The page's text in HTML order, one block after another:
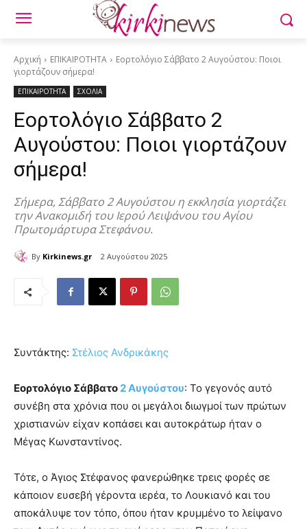
Αρχική ΕΠΙΚΑΙΡΟΤΗΤΑ
Εορτολόγιο Σάββατο 2 Αυγούστου: Ποιοι
γιορτάζουν σήμερα!
ΕΠΙΚΑΙΡΟΤΗΤΑ ΣΧΟΛΙΑ
Εορτολόγιο Σάββατο 2
Αυγούστου: Ποιοι γιορτάζουν
σήμερα!
Σήμερα, Σάββατο 2 Αυγούστου η εκκλησία γιορτάζει
την Ανακομιδή του Ιερού Λειψάνου του Αγίου
Πρωτομάρτυρα Στεφάνου.
By Kirkinews.gr 2 Αυγούστου 2025
Συντάκτης: Στέλιος Ανδρικάκης
Εορτολόγιο Σάββατο 2 Αυγούστου: Το γεγονός αυτό
συνέβη στα χρόνια που οι μεγάλοι διωγμοί των πρώτων
χριστιανών είχαν κοπάσει και αυτοκράτωρ ήταν ο
Μέγας Κωνσταντίνος.
Τότε, ο Άγιος Στέφανος φανερώθηκε τρεις φορές σε
κάποιον ευσεβή γέροντα ιερέα, το Λουκιανό και του
αποκάλυψε τον τόπο, όπου ήταν κρυμμένο το λείψανο